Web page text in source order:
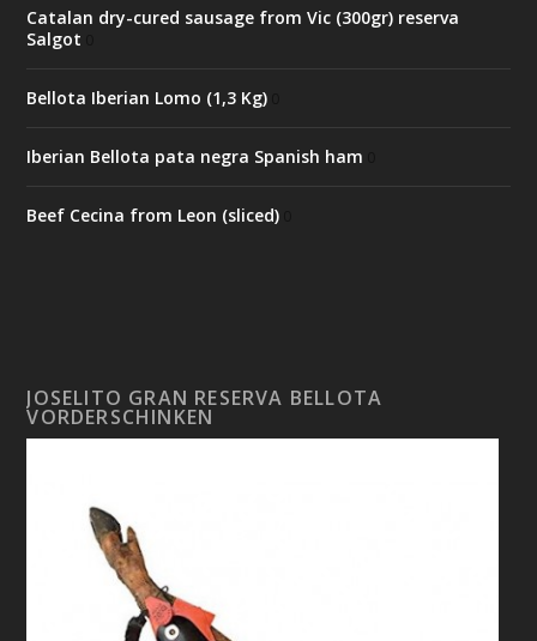
Catalan dry-cured sausage from Vic (300gr) reserva
Salgot
Bellota Iberian Lomo (1,3 Kg)
Iberian Bellota pata negra Spanish ham
Beef Cecina from Leon (sliced)
JOSELITO GRAN RESERVA BELLOTA
VORDERSCHINKEN